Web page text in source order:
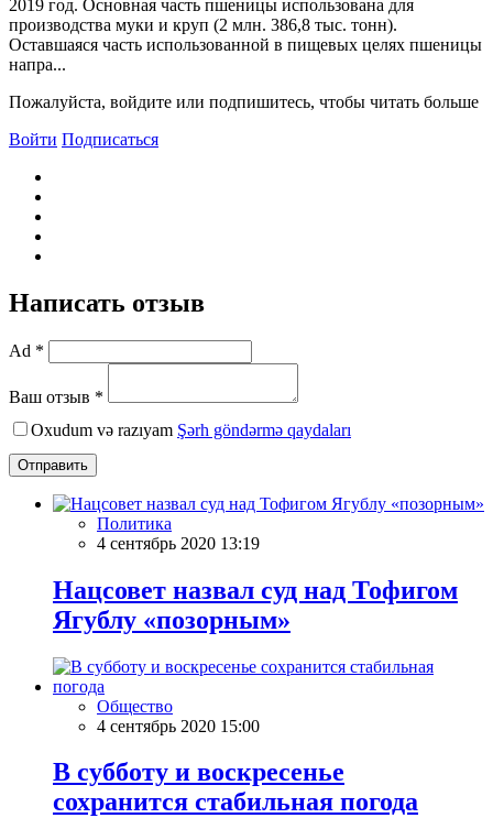
2019 год. Основная часть пшеницы использована для
производства муки и круп (2 млн. 386,8 тыс. тонн).
Оставшаяся часть использованной в пищевых целях пшеницы
напра...
Пожалуйста, войдите или подпишитесь, чтобы читать больше
Войти Подписаться
Написать отзыв
Ad *
Ваш отзыв *
Oxudum və razıyam Şərh göndərmə qaydaları
Отправить
Политика
4 сентябрь 2020 13:19
Нацсовет назвал суд над Тофигом
Ягублу «позорным»
Общество
4 сентябрь 2020 15:00
В субботу и воскресенье
сохранится стабильная погода